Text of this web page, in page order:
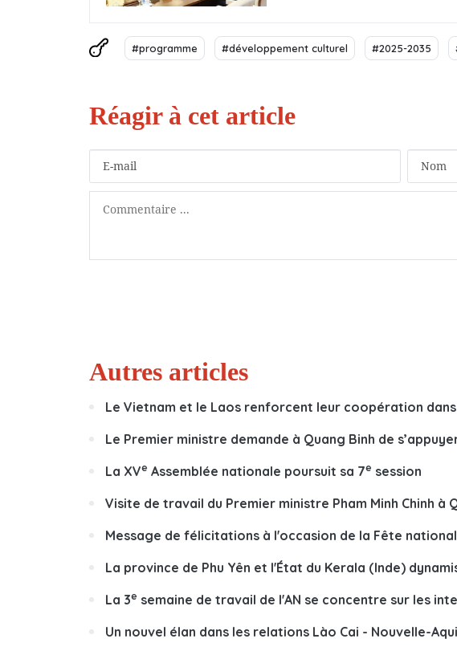
#programme #développement culturel #2025-2035
Autres articles
Le Vietnam et le Laos renforcent leur coopération
Le Premier ministre demande à Quang Binh de
La XVe Assemblée nationale poursuit sa 7e session
Visite de travail du Premier ministre Pham Minh Chinh à
Message de félicitations à l'occasion de la Fête
La province de Phu Yên et l'État du Kerala (Inde)
La 3e semaine de travail de l'AN se concentre sur les
Un nouvel élan dans les relations Lào Cai - Nouvelle-